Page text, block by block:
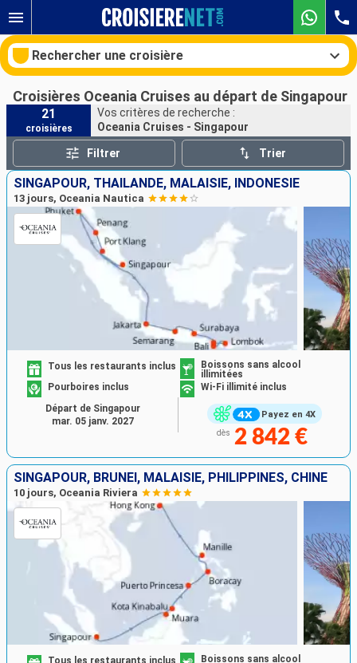
Rechercher une croisière
Nos destinations
Mois de départ
Ports Compagnies
Rechercher
Croisières Oceania Cruises au départ de Singapour
21
croisières
Vos critères de recherche :
Oceania Cruises - Singapour
Filtrer Trier
SINGAPOUR, THAÏLANDE, MALAISIE, INDONÉSIE
13 jours, Oceania Nautica
Payez en 4X
Tous les restaurants inclus
Boissons sans alcool
illimitées
Pourboires inclus
Wi-Fi illimité inclus
dès 2 842 €
Départ de Singapour
mar. 05 janv. 2027
SINGAPOUR, BRUNEI, MALAISIE, PHILIPPINES, CHINE
10 jours, Oceania Riviera
Tous les restaurants inclus
Boissons sans alcool